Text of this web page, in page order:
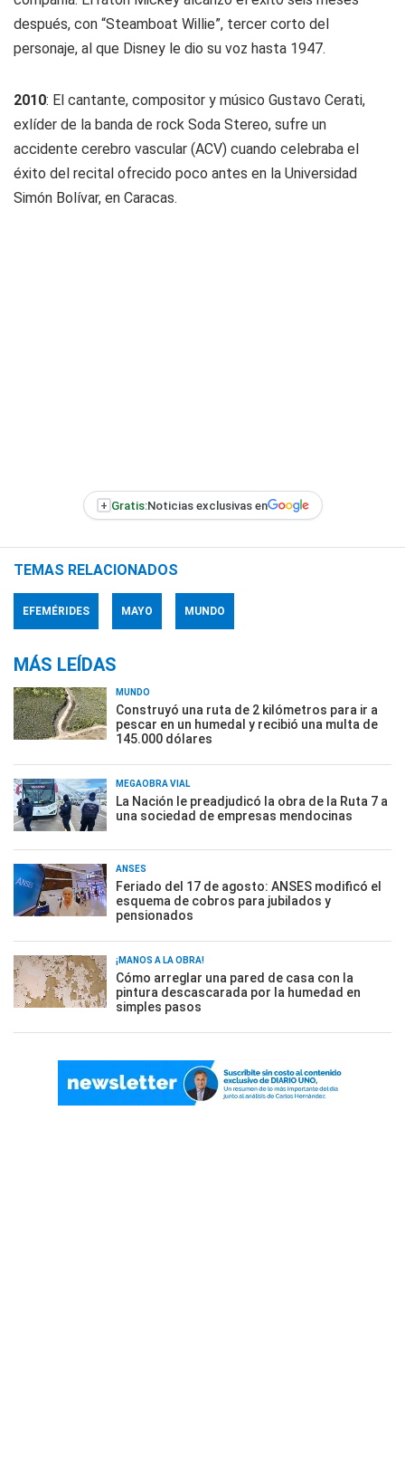
después, con “Steamboat Willie”, tercer corto del
personaje, al que Disney le dio su voz hasta 1947.
2010: El cantante, compositor y músico Gustavo Cerati,
exlíder de la banda de rock Soda Stereo, sufre un
accidente cerebro vascular (ACV) cuando celebraba el
éxito del recital ofrecido poco antes en la Universidad
Simón Bolívar, en Caracas.
+ Gratis:Noticias exclusivas en
TEMAS RELACIONADOS
EFEMÉRIDES MAYO MUNDO
MÁS LEÍDAS
MUNDO
Construyó una ruta de 2 kilómetros para ir a
pescar en un humedal y recibió una multa de
145.000 dólares
MEGAOBRA VIAL
La Nación le preadjudicó la obra de la Ruta 7 a
una sociedad de empresas mendocinas
ANSES
Feriado del 17 de agosto: ANSES modificó el
esquema de cobros para jubilados y
pensionados
¡MANOS A LA OBRA!
Cómo arreglar una pared de casa con la
pintura descascarada por la humedad en
simples pasos